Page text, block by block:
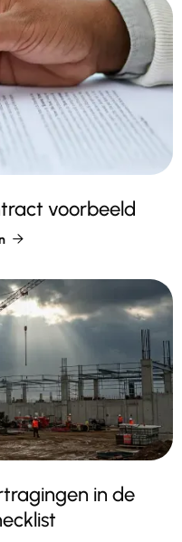
voorbeeld

in de